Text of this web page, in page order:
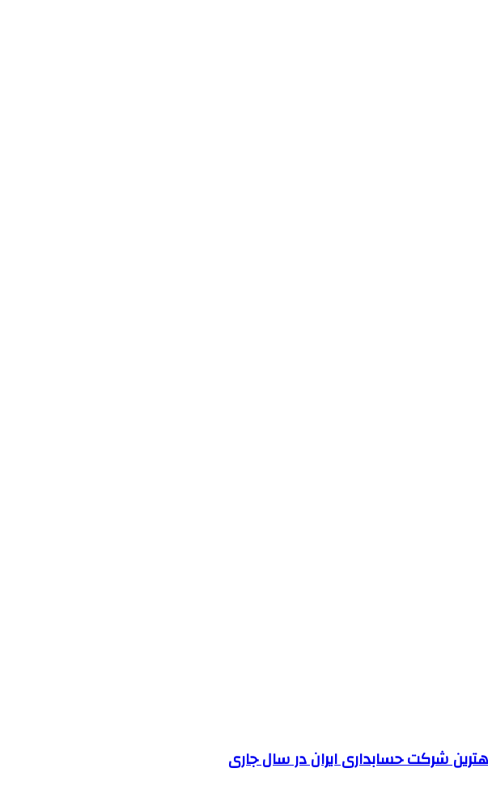
شرکت حسابداری ایران در سال جاری